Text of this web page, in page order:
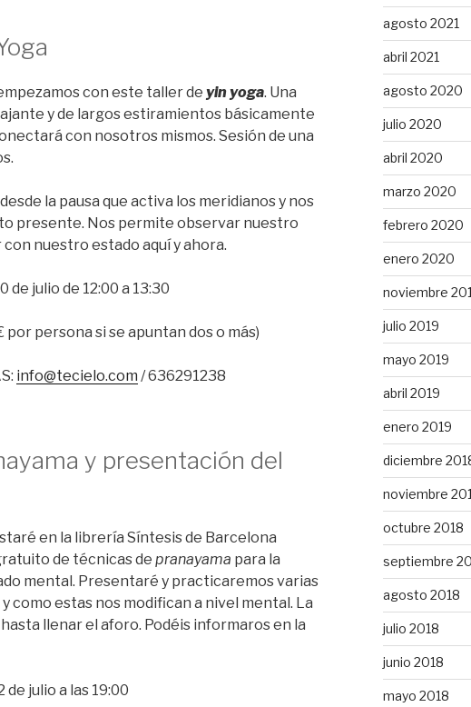
con este taller de yin yoga. Una
y de largos estiramientos básicamente
con nosotros mismos. Sesión de una
la pausa que activa los meridianos y nos
presente. Nos permite observar nuestro
nuestro estado aquí y ahora.
de julio de 12:00 a 13:30
€ por persona si se apuntan dos o más)
info@tecielo.com /636291238
y presentación del
en la librería Síntesisde Barcelona
de técnicas de pranayama para la
mental. Presentaré y practicaremos varias
como estas nos modifican a nivel mental. La
hasta llenar el aforo. Podéis informaros en la
de julio a las 19:00
agosto 2021
abril 2021
agosto 2020
julio 2020
abril 2020
marzo 2020
febrero 2020
enero 2020
noviembre
julio 2019
mayo 2019
abril 2019
enero 2019
diciembre
noviembre
octubre 2018
septiembre
agosto 2018
julio 2018
junio 2018
mayo 2018